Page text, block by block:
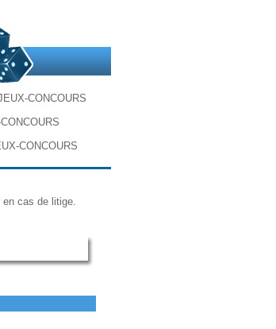
EUX-CONCOURS
CONCOURS
UX-CONCOURS
en cas de litige.